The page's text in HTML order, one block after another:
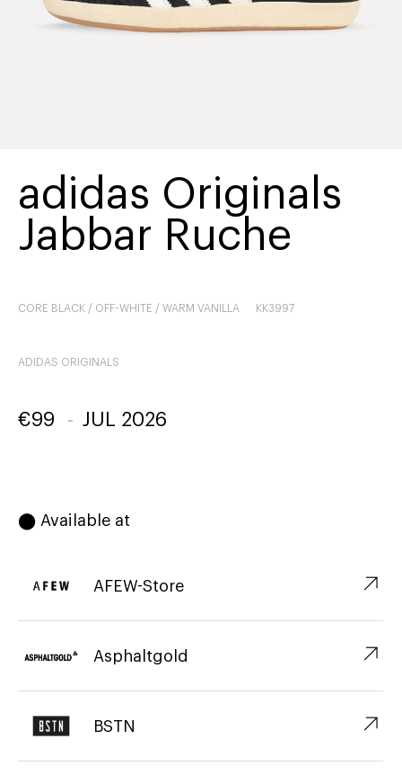
adidas Originals
Jabbar Ruche
CORE BLACK / OFF-WHITE / WARM VANILLA KK3997
ADIDAS ORIGINALS
€99 - JUL 2026
⬤ Available at
AFEW-Store ↗︎
Asphaltgold ↗︎
BSTN ↗︎